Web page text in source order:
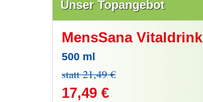
Unser Topangebot
MensSana Vitaldrink
500 ml
statt 21,49 €
17,49 €